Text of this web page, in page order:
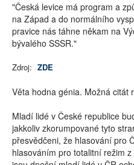
"Česká levice má program a
na Západ a do normálního
pravice nás táhne někam na
bývalého SSSR."
Zdroj: ZDE
Věta hodna génia. Možná citát
Mladí lidé v České republice
jakkoliv zkorumpované tyto
přesvědčeni, že hlasování pro
hlasováním pro totalitní režim